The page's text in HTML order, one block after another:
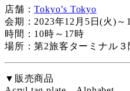
店舗：Tokyo’s Tokyo
会期：2023年12月5日(火)～
時間：10時～17時
場所：第2旅客ターミナル
▼販売商品